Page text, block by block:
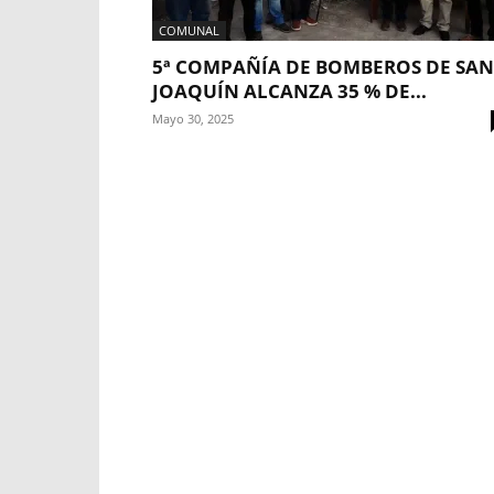
COMUNAL
5ª COMPAÑÍA DE BOMBEROS DE SAN
JOAQUÍN ALCANZA 35 % DE...
Mayo 30, 2025